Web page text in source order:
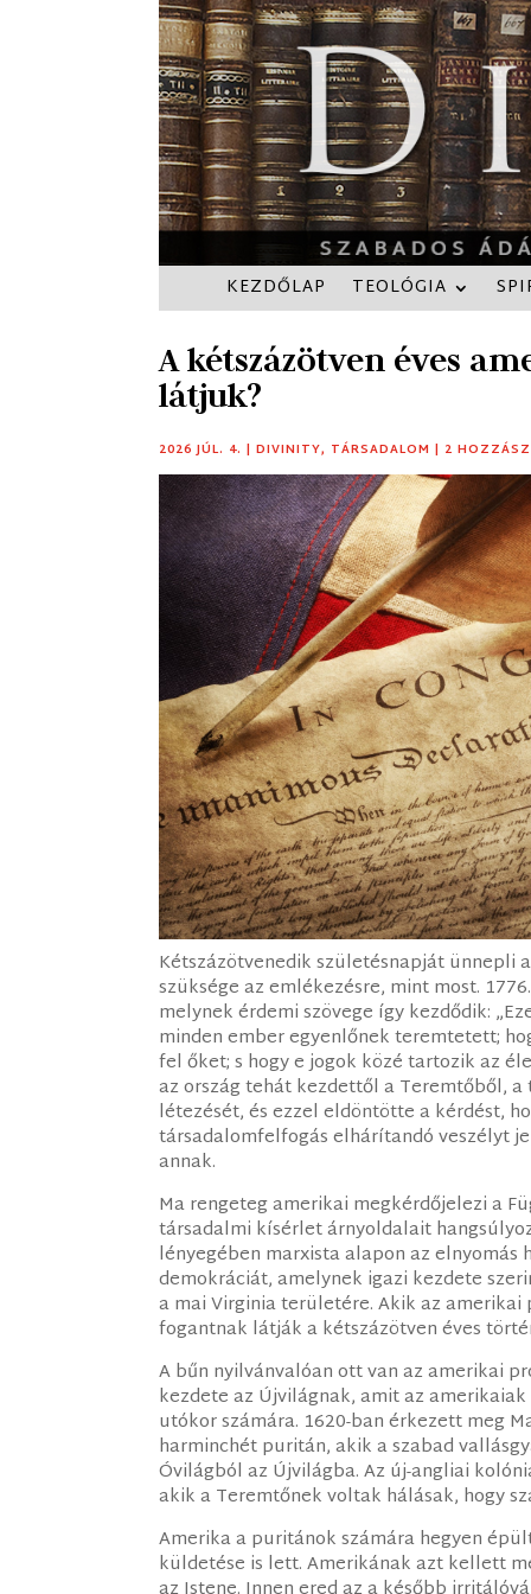
KEZDŐLAP TEOLÓGIA
A kétszázötven éves
látjuk?
2026 JÚL. 4. |DIVINITY, TÁRSADALOM | 2
Kétszázötvenedik születésnapját ünnepli
szüksége az emlékezésre, mint most.
melynek érdemi szövege így kezdődik:
minden ember egyenlőnek teremtetett;
fel őket; s hogy e jogok közé tartozik az
az ország tehát kezdettől a Teremtőből,
létezését, és ezzel eldöntötte a kérdést,
társadalomfelfogás elhárítandó veszélyt
annak.
Ma rengeteg amerikai megkérdőjelezi a
társadalmi kísérlet árnyoldalait
lényegében marxista alapon az
demokráciát, amelynek igazi kezdete
a mai Virginia területére. Akik az
fogantnak látják a kétszázötven éves
A bűn nyilvánvalóan ott van az amerikai
kezdete az Újvilágnak, amit az
utókor számára. 1620-ban érkezett meg
harminchét puritán, akik a szabad
Óvilágból az Újvilágba. Az új-angliai
akik a Teremtőnek voltak hálásak, hogy
Amerika a puritánok számára hegyen
küldetése is lett. Amerikának azt kellett